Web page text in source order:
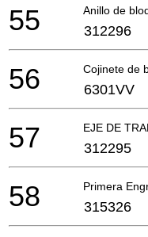
Anillo de
55 312296
Cojinete de
56 6301VV
EJE DE
57 312295
Primera
58 315326